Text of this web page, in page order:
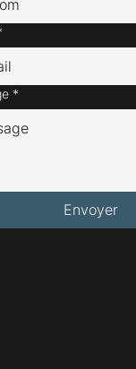
*
Envoyer